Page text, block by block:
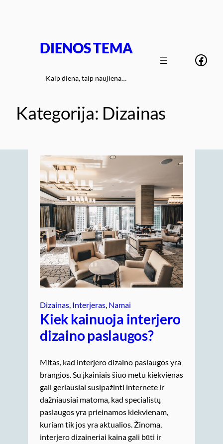
DIENOS TEMA
Kaip diena, taip naujiena…
Kategorija: Dizainas
Dizainas, Interjeras, Namai
Kiek kainuoja interjero
dizaino paslaugos?
Mitas, kad interjero dizaino paslaugos yra
brangios. Su įkainiais šiuo metu kiekvienas
gali geriausiai susipažinti internete ir
dažniausiai matoma, kad specialistų
paslaugos yra prieinamos kiekvienam,
kuriam tik jos yra aktualios. Žinoma,
interjero dizaineriai kaina gali būti ir